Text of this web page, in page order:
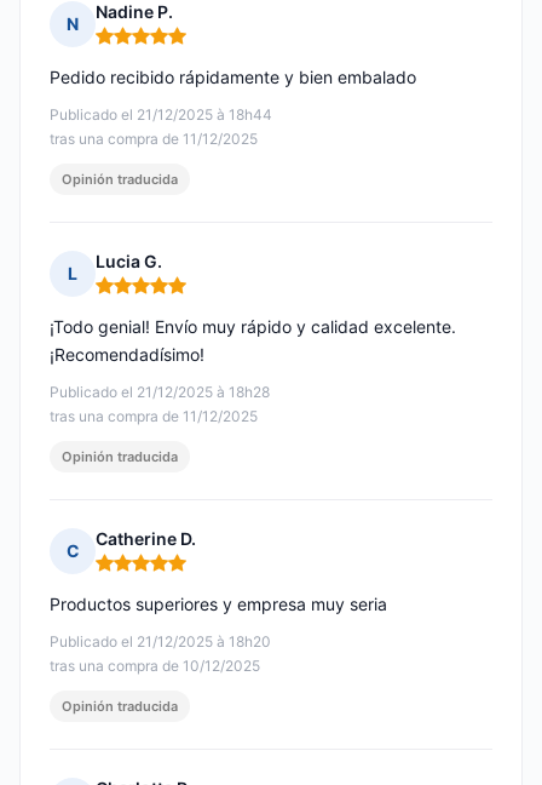
N
Nadine P.
Nota: 5 de 5
Publicado el 21/12/2025 à 18h44
tras una compra de 11/12/2025
Pedido recibido rápidamente y bien embalado
Opinión traducida
L
Lucia G.
Nota: 5 de 5
Publicado el 21/12/2025 à 18h28
tras una compra de 11/12/2025
¡Todo genial! Envío muy rápido y calidad excelente.
¡Recomendadísimo!
Opinión traducida
C
Catherine D.
Nota: 5 de 5
Publicado el 21/12/2025 à 18h20
tras una compra de 10/12/2025
Productos superiores y empresa muy seria
Opinión traducida